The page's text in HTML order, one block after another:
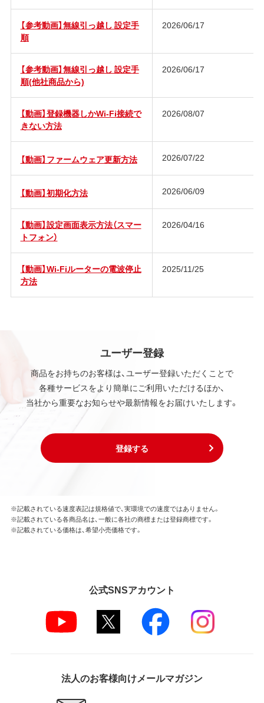
【参考動画】無線引っ越し 設定手
順
2026/06/17
【参考動画】無線引っ越し 設定手
順(他社商品から)
2026/06/17
【動画】登録機器しかWi-Fi接続で
きない方法
2026/08/07
【動画】ファームウェア更新方法 2026/07/22
【動画】初期化方法 2026/06/09
【動画】設定画面表示方法（スマー
トフォン）
2026/04/16
【動画】Wi-Fiルーターの電波停止
方法
2025/11/25
ユーザー登録
商品をお持ちのお客様は、ユーザー登録いただくことで
各種サービスをより簡単にご利用いただけるほか、
当社から重要なお知らせや最新情報をお届けいたします。
登録する
※記載されている速度表記は規格値で、実環境での速度ではありません。
※記載されている各商品名は、一般に各社の商標または登録商標です。
※記載されている価格は、希望小売価格です。
公式SNSアカウント
法人のお客様向けメールマガジン